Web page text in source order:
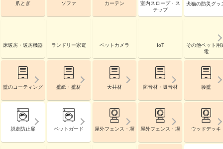
爪とぎ ソファ カーテン
室内スロープ・ス
テップ
犬猫の防災グッ
床暖房・暖房機器 ランドリー家電 ペットカメラ IoT
その他ペット用
電
壁のコーティング 壁紙・壁材 天井材 防音材・吸音材 腰壁
脱走防止扉 ペットガード 屋外フェンス・塀 屋外フェンス・塀 ウッドデッキ